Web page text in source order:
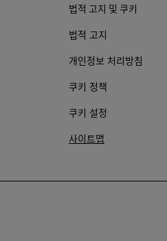
법적 고지 및 쿠키
법적 고지
개인정보 처리방침
쿠키 정책
쿠키 설정
사이트맵